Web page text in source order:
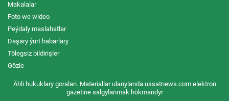
Makalalar
Foto we wideo
Peýdaly maslahatlar
Daşary ýurt habarlary
Tölegsiz bildirişler
Gözle
Ähli hukuklary goralan. Materiallar ulanylanda ussatnews.com elektron
gazetine salgylanmak hökmandyr